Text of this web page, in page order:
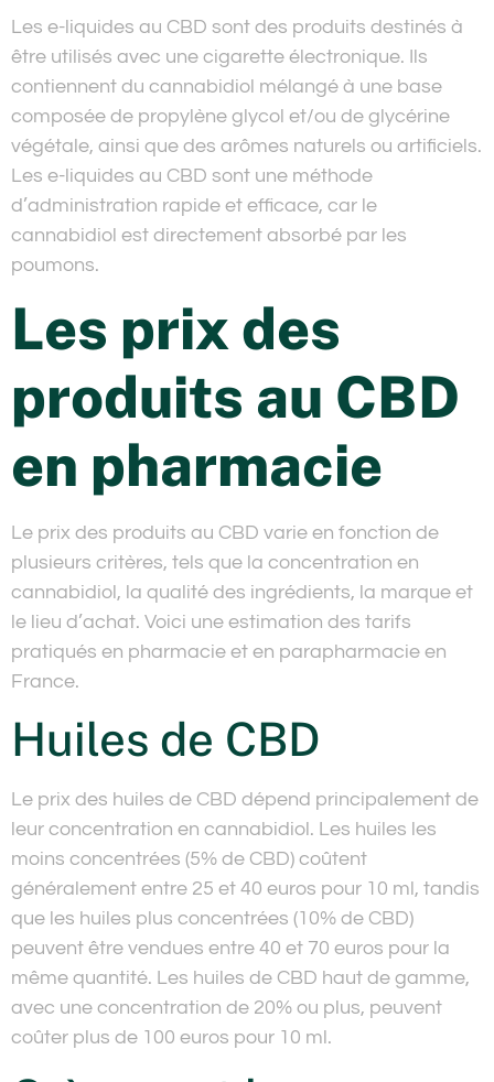
Les e-liquides au CBD sont des produits destinés à
être utilisés avec une cigarette électronique. Ils
contiennent du cannabidiol mélangé à une base
composée de propylène glycol et/ou de glycérine
végétale, ainsi que des arômes naturels ou artificiels.
Les e-liquides au CBD sont une méthode
d’administration rapide et efficace, car le
cannabidiol est directement absorbé par les
poumons.
Les prix des
produits au CBD
en pharmacie
Le prix des produits au CBD varie en fonction de
plusieurs critères, tels que la concentration en
cannabidiol, la qualité des ingrédients, la marque et
le lieu d’achat. Voici une estimation des tarifs
pratiqués en pharmacie et en parapharmacie en
France.
Huiles de CBD
Le prix des huiles de CBD dépend principalement de
leur concentration en cannabidiol. Les huiles les
moins concentrées (5% de CBD) coûtent
généralement entre 25 et 40 euros pour 10 ml, tandis
que les huiles plus concentrées (10% de CBD)
peuvent être vendues entre 40 et 70 euros pour la
même quantité. Les huiles de CBD haut de gamme,
avec une concentration de 20% ou plus, peuvent
coûter plus de 100 euros pour 10 ml.